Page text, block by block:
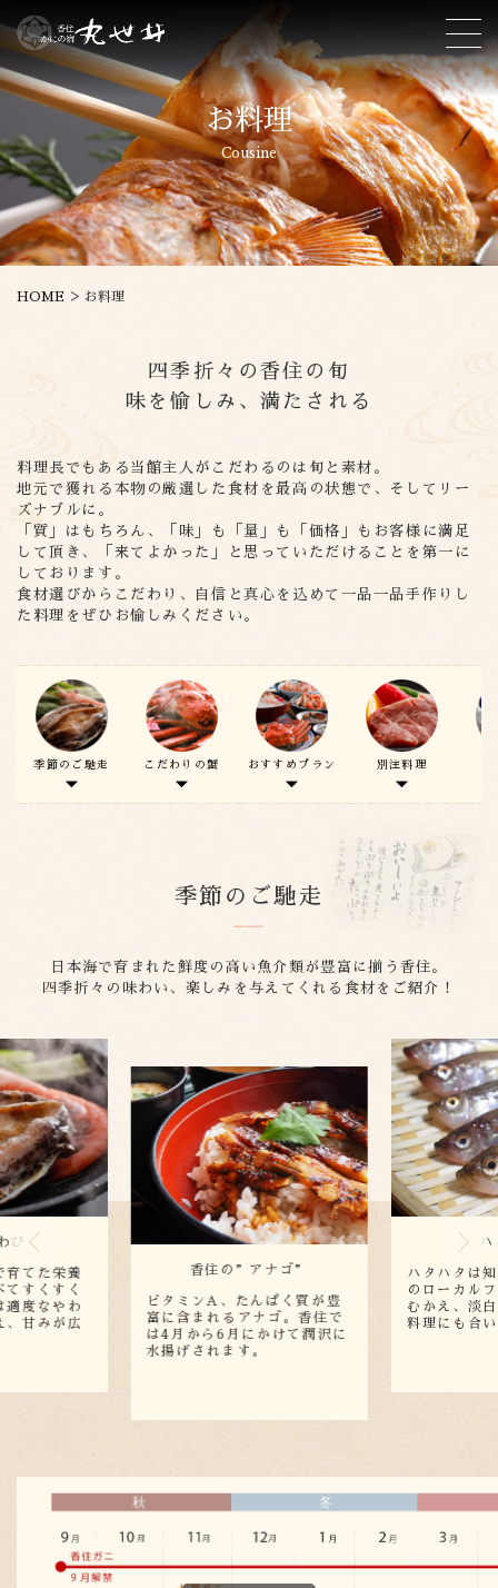
お料理
Cousine
HOME > お料理
四季折々の香住の旬
味を愉しみ、満たされる
料理長でもある当館主人がこだわるのは旬と素材。
地元で獲れる本物の厳選した食材を最高の状態で、そしてリー
ズナブルに。
「質」はもちろん、「味」も「量」も「価格」もお客様に満足
して頂き、
「来てよかった」と思っていただけることを第一に
しております。
食材選びからこだわり、自信と真心を込めて一品一品手作りし
た料理をぜひお愉しみください。
季節のご馳走 こだわりの蟹 おすすめプラン 別注料理
季節のご馳走
日本海で育まれた鮮度の高い魚介類が豊富に揃う香住。
四季折々の味わい、楽しみを与えてくれる食材をご紹介！
ナゴ”
く質が豊
ゴ。香住で
ハタハタ
ハタハタは知る人ぞ知る地元
むかえ、淡白な白身はどんな
料理にも合います。
香住湾で取
たっぷり！